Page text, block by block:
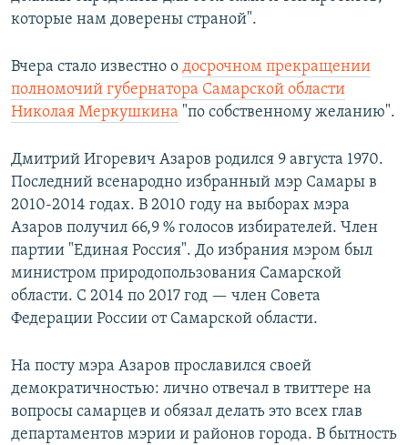
которые нам доверены страной".
Вчера стало известно о досрочном прекращении
полномочий губернатора Самарской области
Николая Меркушкина "по собственному желанию".
Дмитрий Игоревич Азаров родился 9 августа 1970.
Последний всенародно избранный мэр Самары в
2010-2014 годах. В 2010 году на выборах мэра
Азаров получил 66,9 % голосов избирателей. Член
партии "Единая Россия". До избрания мэром был
министром природопользования Самарской
области. С 2014 по 2017 год — член Совета
Федерации России от Самарской области.
На посту мэра Азаров прославился своей
демократичностью: лично отвечал в твиттере на
вопросы самарцев и обязал делать это всех глав
департаментов мэрии и районов города. В бытность